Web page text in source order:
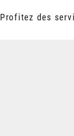
Profitez des